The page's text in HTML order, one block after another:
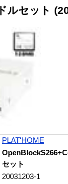
ルセット
PLAT'HOME
セット
20031203-1